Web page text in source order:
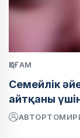
ҚОҒАМ
Семейлік
айтқаны
АВТОР